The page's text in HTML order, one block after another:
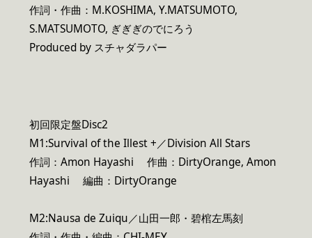
作詞・作曲：M.KOSHIMA, Y.MATSUMOTO,
S.MATSUMOTO, ぎぎぎのでにろう
Produced by スチャダラパー
初回限定盤Disc2
M1:Survival of the Illest +／Division All Stars
作詞：Amon Hayashi 作曲：DirtyOrange, Amon
Hayashi 編曲：DirtyOrange
M2:Nausa de Zuiqu／山田一郎・碧棺左馬刻